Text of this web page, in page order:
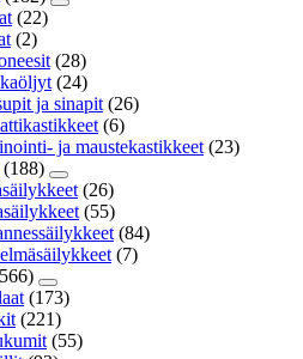
(22)
(2)
(28)
(24)
ja sinapit (26)
(6)
ja maustekastikkeet (23)
(188)
(26)
(55)
(84)
(7)
(173)
(221)
(55)